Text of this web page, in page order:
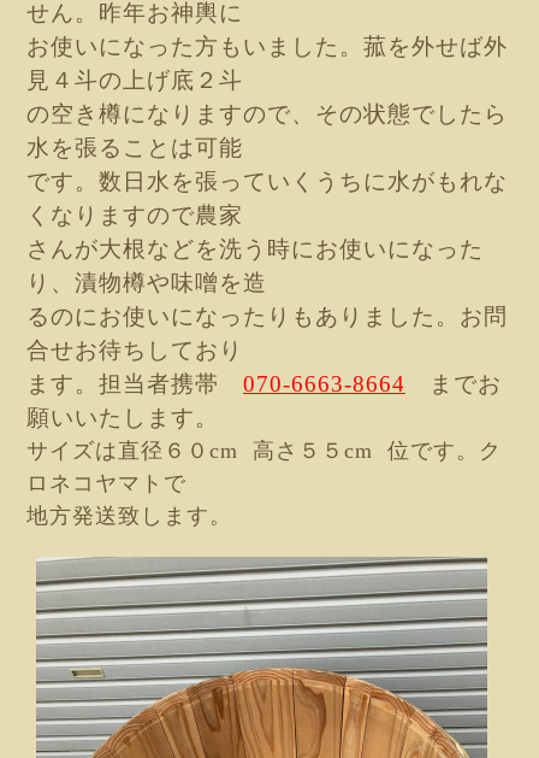
せん。昨年お神輿に
お使いになった方もいました。菰を外せば外
見４斗の上げ底２斗
の空 き樽になりますので、その状態でしたら
水を張ることは可能
です。 数日水を張っていくうちに水がもれな
くなりますので農家
さんが大根などを洗う時にお使いになった
り、漬物樽や味噌を造
るのに お使いになったりもありました。お問
合せお待ちしており
ます。担当者携帯 070-6663-8664 までお
願いいたします。
サイズは直径６０cm 高さ５５cm 位です。ク
ロネコヤマトで
地方発送致します。